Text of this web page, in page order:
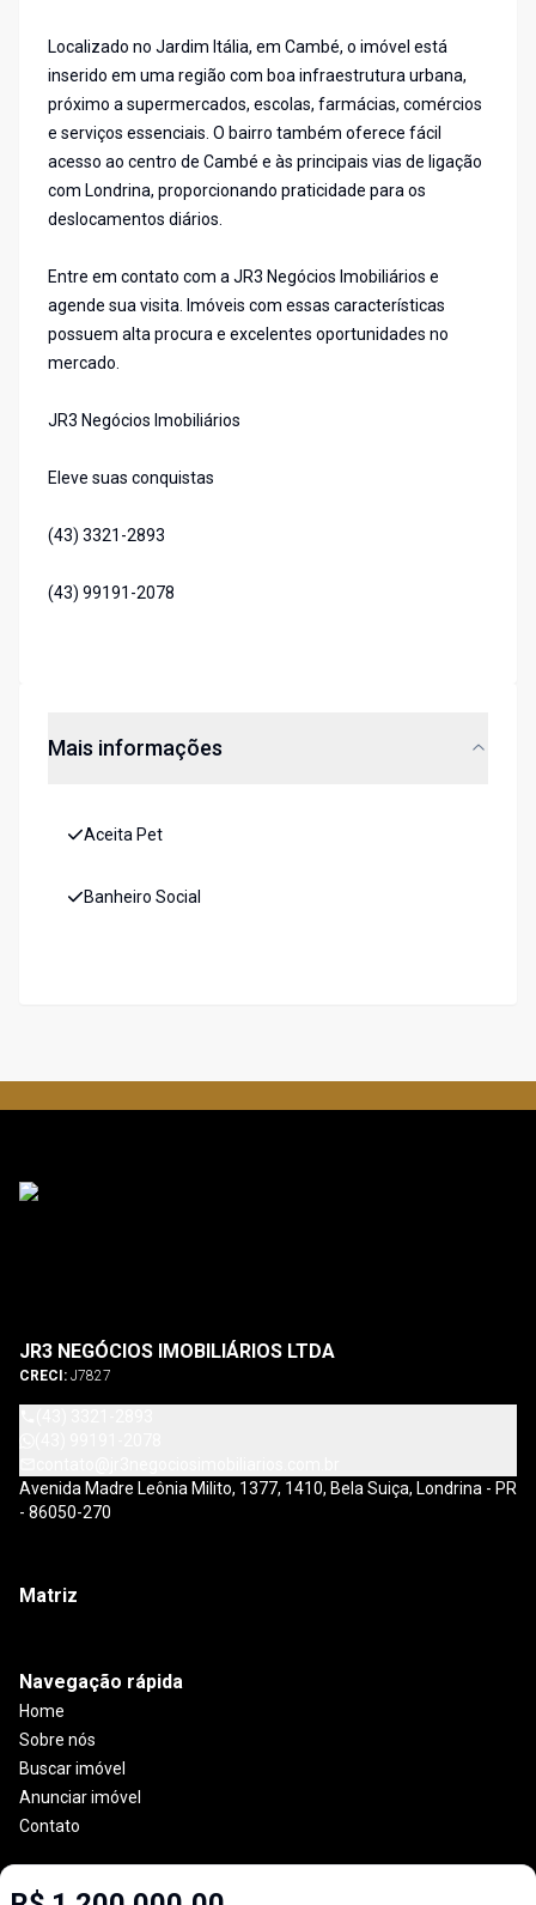
Localizado no Jardim Itália, em Cambé, o imóvel está
inserido em uma região com boa infraestrutura urbana,
próximo a supermercados, escolas, farmácias, comércios
e serviços essenciais. O bairro também oferece fácil
acesso ao centro de Cambé e às principais vias de ligação
com Londrina, proporcionando praticidade para os
deslocamentos diários.
Entre em contato com a JR3 Negócios Imobiliários e
agende sua visita. Imóveis com essas características
possuem alta procura e excelentes oportunidades no
mercado.
JR3 Negócios Imobiliários
Eleve suas conquistas
(43) 3321-2893
(43) 99191-2078
Mais informações
Aceita Pet
Banheiro Social
JR3 NEGÓCIOS IMOBILIÁRIOS LTDA
CRECI: J7827
Avenida Madre Leônia Milito, 1377, 1410, Bela Suiça, Londrina - PR
- 86050-270
Matriz
Navegação rápida
Home
Sobre nós
Buscar imóvel
Anunciar imóvel
Contato